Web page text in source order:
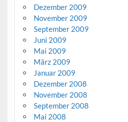
Dezember 2009
November 2009
September 2009
Juni 2009
Mai 2009
März 2009
Januar 2009
Dezember 2008
November 2008
September 2008
Mai 2008